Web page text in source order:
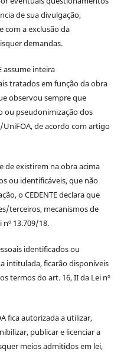
de sua divulgação,
com a exclusão da
demandas.
assume inteira
tratados em função da obra
observou sempre que
ou pseudonimização dos
de acordo com artigo
de existirem na obra acima
ou identificáveis, que não
o CEDENTE declara que
terceiros, mecanismos de
13.709/18.
identificados ou
intitulada, ficarão disponíveis
termos do art. 16, II da Lei nº
fica autorizada a utilizar,
publicar e licenciar a
meios admitidos em lei,